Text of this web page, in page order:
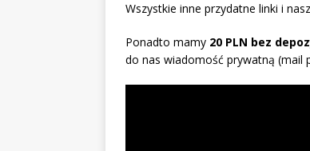
Wszystkie inne przydatne linki i
Ponadto mamy 20 PLN bez
do nas wiadomość prywatną (mail